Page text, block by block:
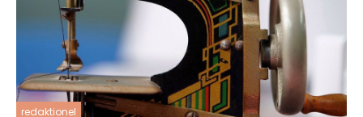
redaktionel